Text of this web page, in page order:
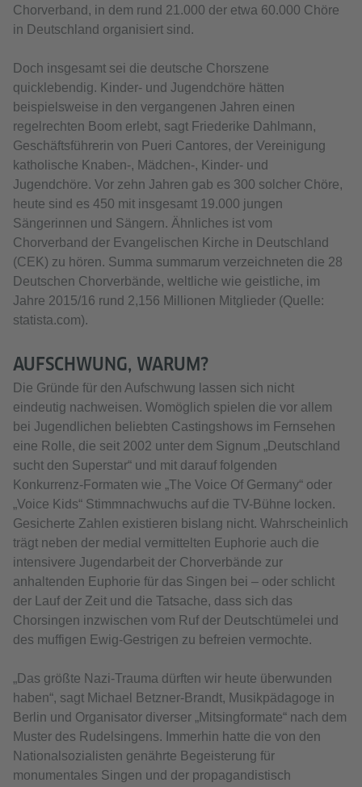
Chorverband, in dem rund 21.000 der etwa 60.000 Chöre
in Deutschland organisiert sind.
Doch insgesamt sei die deutsche Chorszene
quicklebendig. Kinder- und Jugendchöre hätten
beispielsweise in den vergangenen Jahren einen
regelrechten Boom erlebt, sagt Friederike Dahlmann,
Geschäftsführerin von Pueri Cantores, der Vereinigung
katholische Knaben-, Mädchen-, Kinder- und
Jugendchöre. Vor zehn Jahren gab es 300 solcher Chöre,
heute sind es 450 mit insgesamt 19.000 jungen
Sängerinnen und Sängern. Ähnliches ist vom
Chorverband der Evangelischen Kirche in Deutschland
(CEK) zu hören. Summa summarum verzeichneten die 28
Deutschen Chorverbände, weltliche wie geistliche, im
Jahre 2015/16 rund 2,156 Millionen Mitglieder (Quelle:
statista.com).
AUFSCHWUNG, WARUM?
Die Gründe für den Aufschwung lassen sich nicht
eindeutig nachweisen. Womöglich spielen die vor allem
bei Jugendlichen beliebten Castingshows im Fernsehen
eine Rolle, die seit 2002 unter dem Signum „Deutschland
sucht den Superstar“ und mit darauf folgenden
Konkurrenz-Formaten wie „The Voice Of Germany“ oder
„Voice Kids“ Stimmnachwuchs auf die TV-Bühne locken.
Gesicherte Zahlen existieren bislang nicht. Wahrscheinlich
trägt neben der medial vermittelten Euphorie auch die
intensivere Jugendarbeit der Chorverbände zur
anhaltenden Euphorie für das Singen bei – oder schlicht
der Lauf der Zeit und die Tatsache, dass sich das
Chorsingen inzwischen vom Ruf der Deutschtümelei und
des muffigen Ewig-Gestrigen zu befreien vermochte.
„Das größte Nazi-Trauma dürften wir heute überwunden
haben“, sagt Michael Betzner-Brandt, Musikpädagoge in
Berlin und Organisator diverser „Mitsingformate“ nach dem
Muster des Rudelsingens. Immerhin hatte die von den
Nationalsozialisten genährte Begeisterung für
monumentales Singen und der propagandistisch